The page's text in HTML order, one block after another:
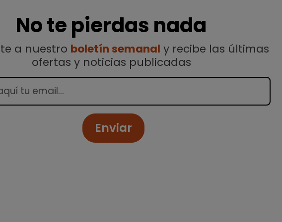
No te pierdas nada
a nuestro boletín semanal y recibe las últimas
ofertas y noticias publicadas
Enviar